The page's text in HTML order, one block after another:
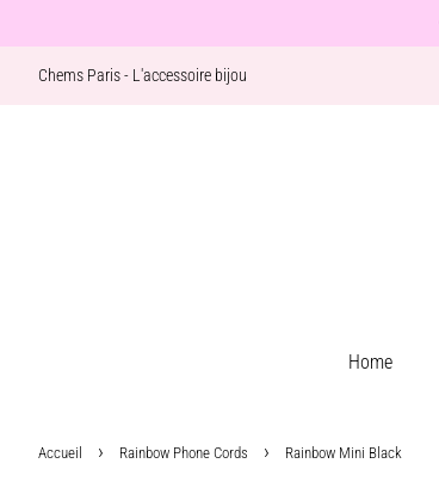
Chems Paris - L'accessoire bijou
Home
Accueil › Rainbow Phone Cords › Rainbow Mini Black